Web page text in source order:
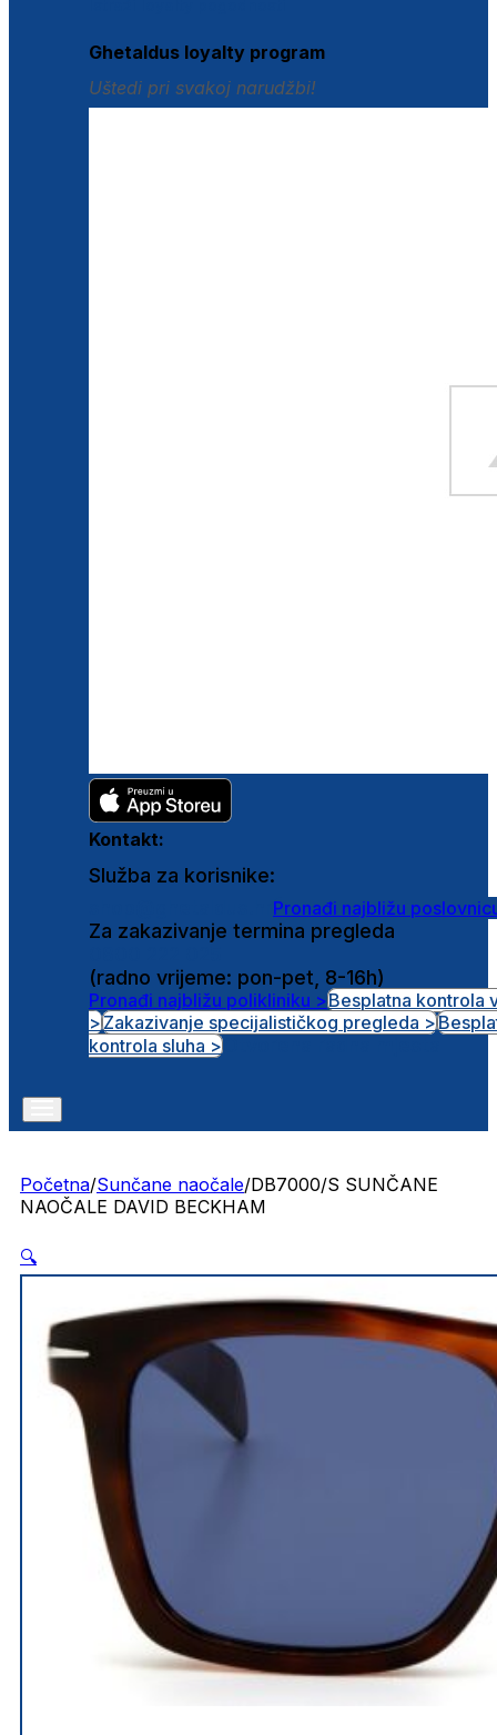
Ghetaldus loyalty program
Uštedi pri svakoj narudžbi!
Kontakt:
Služba za korisnike:
Pronađi najbližu
Za zakazivanje termina pregleda
(radno vrijeme: pon-pet, 8-16h)
Pronađi najbližu polikliniku >Besplatna kontrola
>Zakazivanje specijalističkog pregleda >
kontrola sluha >
Početna/Sunčane naočale/DB7000/S SUNČANE
NAOČALE DAVID BECKHAM
🔍